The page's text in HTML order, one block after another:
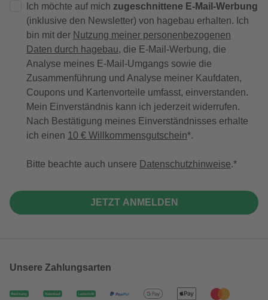
Ich möchte auf mich zugeschnittene E-Mail-Werbung
(inklusive den Newsletter) von hagebau erhalten. Ich
bin mit der Nutzung meiner personenbezogenen
Daten durch hagebau, die E-Mail-Werbung, die
Analyse meines E-Mail-Umgangs sowie die
Zusammenführung und Analyse meiner Kaufdaten,
Coupons und Kartenvorteile umfasst, einverstanden.
Mein Einverständnis kann ich jederzeit widerrufen.
Nach Bestätigung meines Einverständnisses erhalte
ich einen 10 € Willkommensgutschein*.
Bitte beachte auch unsere Datenschutzhinweise.
JETZT ANMELDEN
Unsere Zahlungsarten